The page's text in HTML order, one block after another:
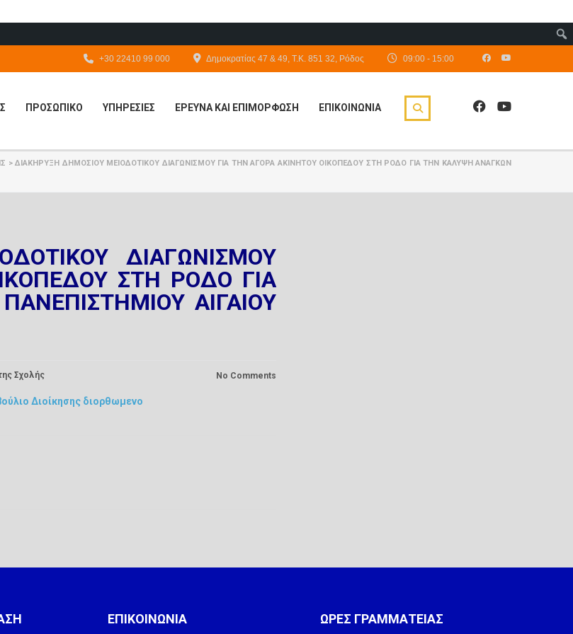
09:00 - 15:00
Δημοκρατίας 47 & 49, Τ.Κ. 851 32, Ρόδος
+30 22410 99 000
ΠΡΟΣΩΠΙΚΟ ΥΠΗΡΕΣΙΕΣ ΕΡΕΥΝΑ ΚΑΙ ΕΠΙΜΟΡΦΩΣΗ ΕΠΙΚΟΙΝΩΝΙΑ
> ΔΙΑΚΗΡΥΞΗ ΔΗΜΟΣΙΟΥ ΜΕΙΟΔΟΤΙΚΟΥ ΔΙΑΓΩΝΙΣΜΟΥ ΓΙΑ ΤΗΝ ΑΓΟΡΑ ΑΚΙΝΗΤΟΥ ΟΙΚΟΠΕΔΟΥ ΣΤΗ ΡΟΔΟ ΓΙΑ ΤΗΝ ΚΑΛΥΨΗ ΑΝΑΓΚΩΝ
ΔΙΑΓΩΝΙΣΜΟΥ
ΣΤΗ ΡΟΔΟ ΓΙΑ
ΑΙΓΑΙΟΥ
Σχολής No Comments
Διοίκησης διορθωμενο
ΕΠΙΚΟΙΝΩΝΙΑ ΩΡΕΣ ΓΡΑΜΜΑΤΕΙΑΣ